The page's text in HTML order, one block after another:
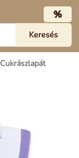
%
Cukrászlapát